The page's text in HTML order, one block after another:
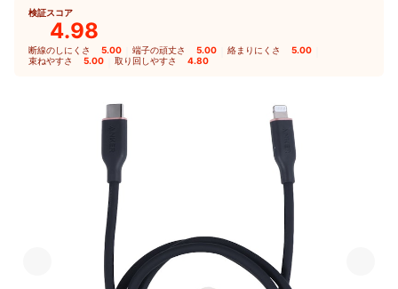
検証スコア
4.98
断線のしにくさ 5.00 端子の頑丈さ 5.00 絡まりにくさ 5.00
束ねやすさ 5.00 取り回しやすさ 4.80